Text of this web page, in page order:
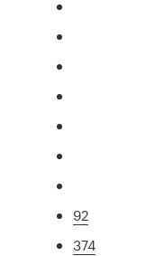
92
374